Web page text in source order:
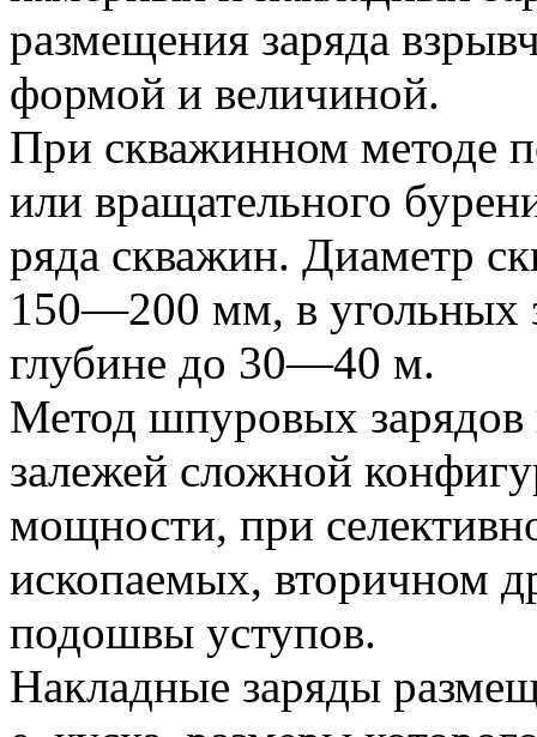
размещения заряда
формой и величиной.
При скважинном методе
или вращательного
ряда скважин. Диаметр
150—200 мм, в
глубине до 30—40 м.
Метод шпуровых зарядов
залежей сложной
мощности, при
ископаемых, вторичном
подошвы уступов.
Накладные заряды